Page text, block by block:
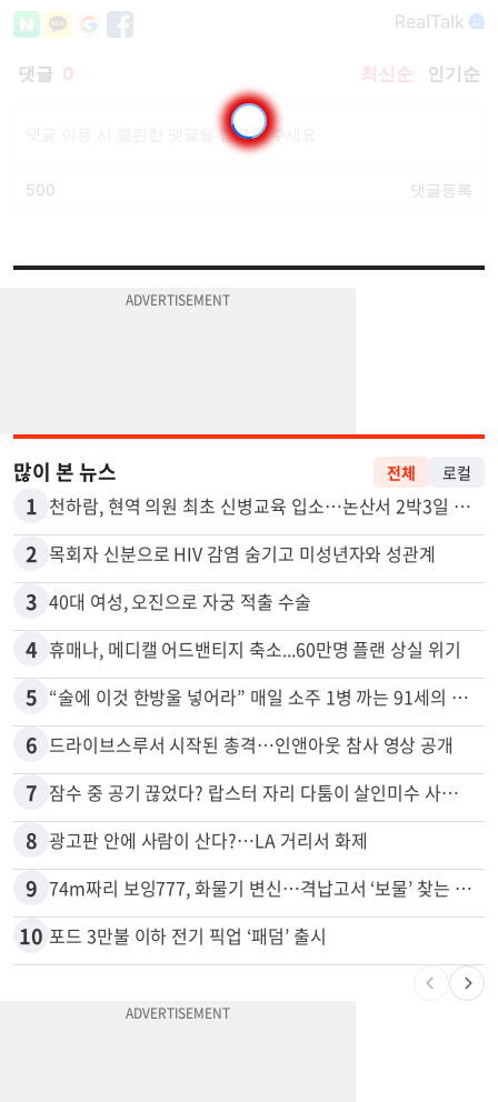
많이 본 뉴스
1
2 목회자 신분으로 HIV 감염 숨기고 미성년자와 성관계
3 40대 여성, 오진으로 자궁 적출 수술
4 휴매나, 메디캘 어드밴티지 축소...60만명 플랜 상실 위기
5 “술에 이것 한방울 넣어라” 매일 소주 1병 까는 91세의 철칙
6 드라이브스루서 시작된 총격…인앤아웃 참사 영상 공개
7
8 광고판 안에 사람이 산다?…LA 거리서 화제
9